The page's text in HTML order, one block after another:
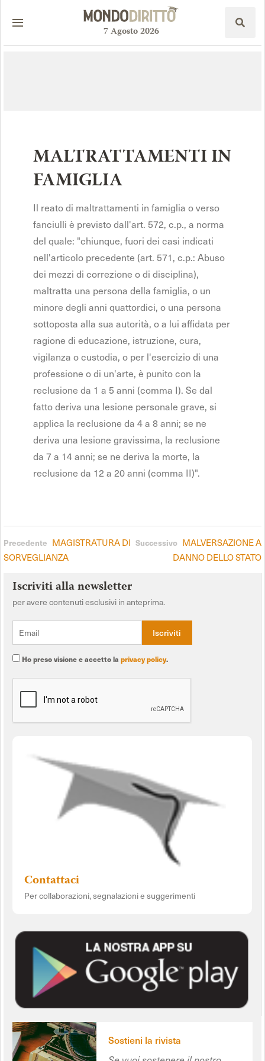
7Agosto2026
MALTRATTAMENTI IN
FAMIGLIA
Il reato di maltrattamenti in famiglia o verso
fanciulli è previsto dall'art. 572, c.p., a norma
del quale: "chiunque, fuori dei casi indicati
nell'articolo precedente (art. 571, c.p.: Abuso
dei mezzi di correzione o di disciplina),
maltratta una persona della famiglia, o un
minore degli anni quattordici, o una persona
sottoposta alla sua autorità, o a lui affidata per
ragione di educazione, istruzione, cura,
vigilanza o custodia, o per l'esercizio di una
professione o di un'arte, è punito con la
reclusione da 1 a 5 anni (comma I). Se dal
fatto deriva una lesione personale grave, si
applica la reclusione da 4 a 8 anni; se ne
deriva una lesione gravissima, la reclusione
da 7 a 14 anni; se ne deriva la morte, la
reclusione da 12 a 20 anni (comma II)".
Precedente MAGISTRATURA DI
SORVEGLIANZA
Successivo MALVERSAZIONE A
DANNO DELLO STATO
Iscriviti alla newsletter
per avere contenuti esclusivi in anteprima.
Ho preso visione e accetto la privacy policy.
Contattaci
Per collaborazioni, segnalazioni e suggerimenti
Sostieni la rivista